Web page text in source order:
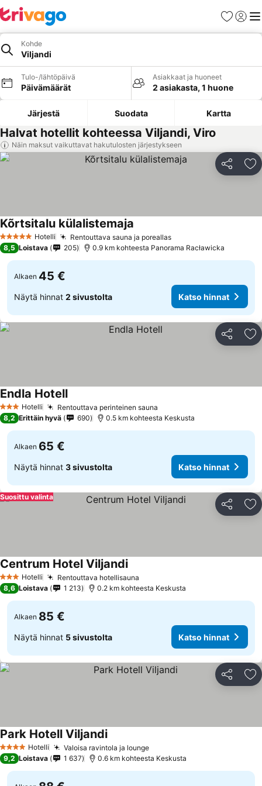
Suosikit
Kohde
Viljandi
Tulo-/lähtöpäivä
Päivämäärät
Asiakkaat ja huoneet
2 asiakasta, 1 huone
Järjestä Suodata Kartta
Halvat hotellit kohteessa Viljandi, Viro
Näin maksut vaikuttavat hakutulosten järjestykseen
Jaa
5 Tähtiluokitus
Hotelli Rentouttava sauna ja poreallas
Kõrtsitalu külalistemaja
8,5 Loistava 205 0.9 km kohteesta Panorama Racławicka
Alkaen 45 €
Näytä hinnat 2 sivustolta Katso hinnat
Jaa
3 Tähtiluokitus
Hotelli Rentouttava perinteinen sauna
Endla Hotell
8,2 Erittäin hyvä 690 0.5 km kohteesta Keskusta
Alkaen 65 €
Näytä hinnat 3 sivustolta Katso hinnat
Jaa
Suosittu valinta
3 Tähtiluokitus
Hotelli Rentouttava hotellisauna
Centrum Hotel Viljandi
8,6 Loistava 1 213 0.2 km kohteesta Keskusta
Alkaen 85 €
Näytä hinnat 5 sivustolta Katso hinnat
Jaa
4 Tähtiluokitus
Hotelli Valoisa ravintola ja lounge
Park Hotell Viljandi
9,2 Loistava 1 637 0.6 km kohteesta Keskusta